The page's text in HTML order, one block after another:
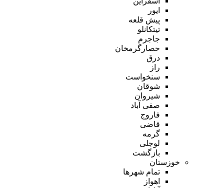
ایور
پیش قلعه
تیتکانلو
جاجرم
حصارگرمخان
درق
راز
سنخواست
شوقان
شیروان
صفی آباد
فاروج
قاضی
گرمه
لوجلی
بازگشت
خوزستان
تمام شهر‌ها
اهواز